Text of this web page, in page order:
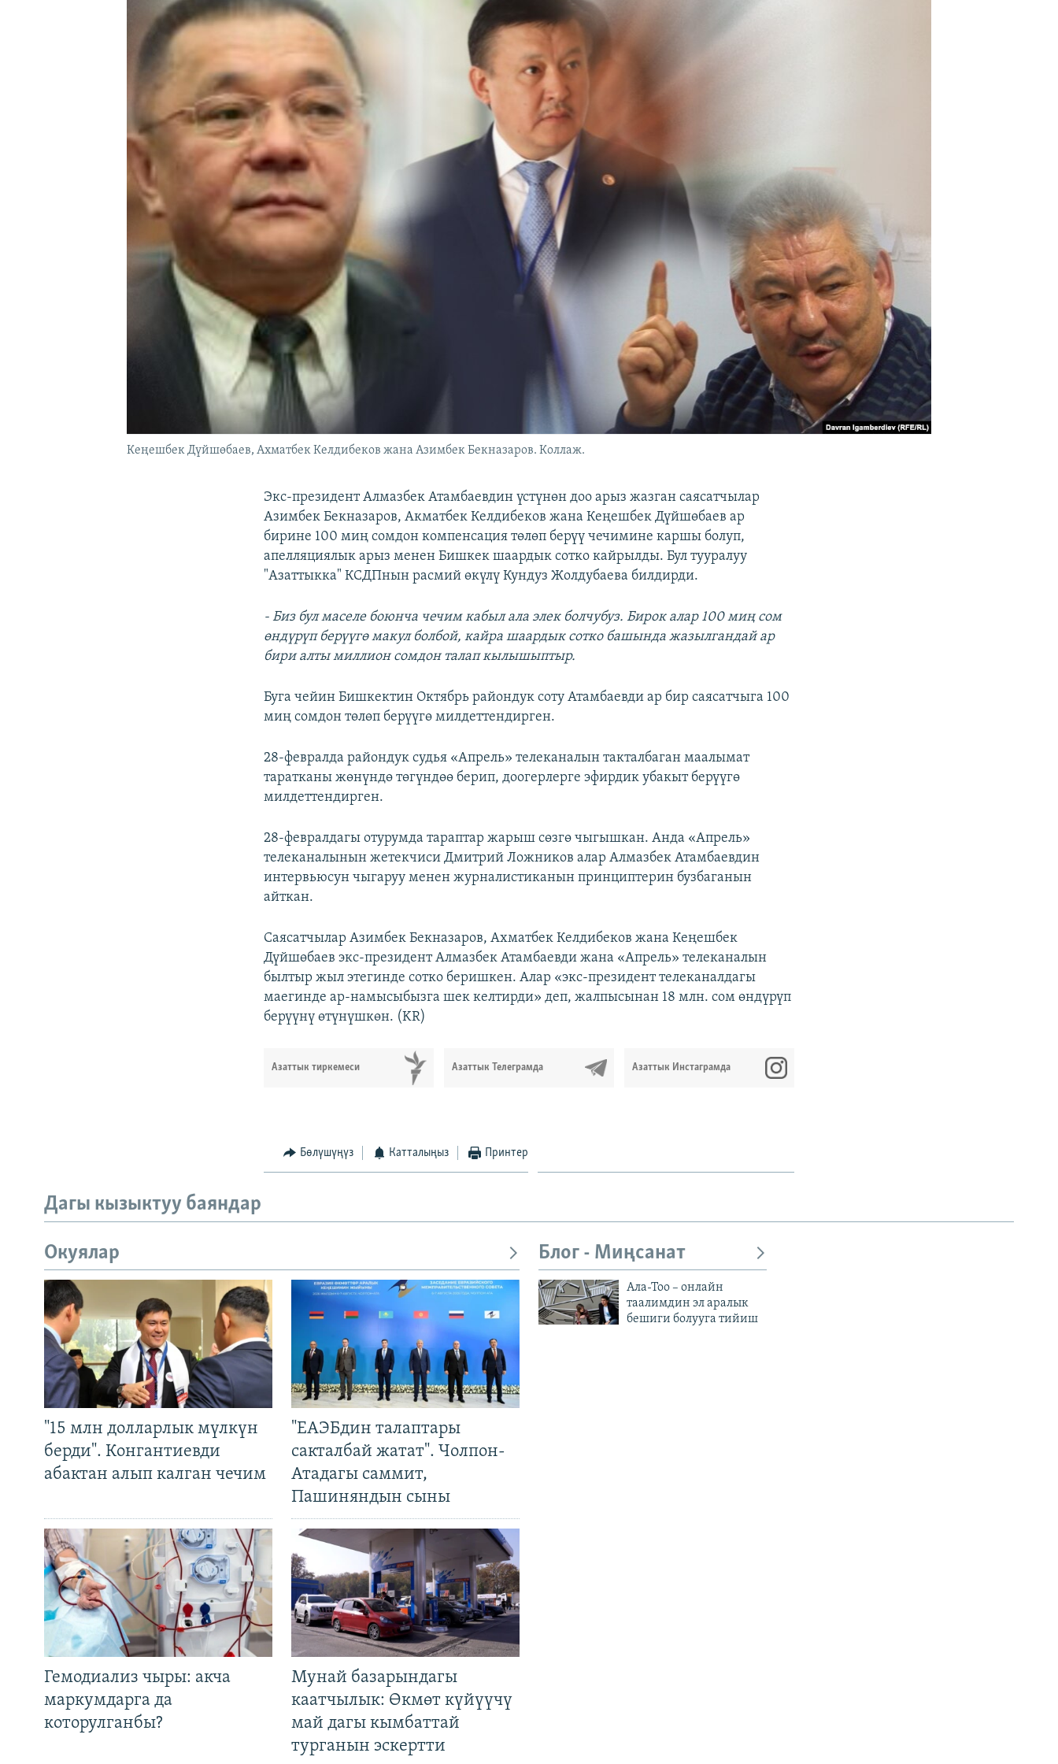
Кеңешбек Дүйшөбаев, Ахматбек Келдибеков жана Азимбек Бекназаров. Коллаж.
Экс-президент Алмазбек Атамбаевдин үстүнөн доо арыз жазган саясатчылар
Азимбек Бекназаров, Акматбек Келдибеков жана Кеңешбек Дүйшөбаев ар
бирине 100 миң сомдон компенсация төлөп берүү чечимине каршы болуп,
апелляциялык арыз менен Бишкек шаардык сотко кайрылды. Бул тууралуу
"Азаттыкка" КСДПнын расмий өкүлү Кундуз Жолдубаева билдирди.
- Биз бул маселе боюнча чечим кабыл ала элек болчубуз. Бирок алар 100 миң сом
өндүрүп берүүгө макул болбой, кайра шаардык сотко башында жазылгандай ар
бири алты миллион сомдон талап кылышыптыр.
Буга чейин Бишкектин Октябрь райондук соту Атамбаевди ар бир саясатчыга 100
миң сомдон төлөп берүүгө милдеттендирген.
28-февралда райондук судья «Апрель» телеканалын такталбаган маалымат
таратканы жөнүндө төгүндөө берип, доогерлерге эфирдик убакыт берүүгө
милдеттендирген.
28-февралдагы отурумда тараптар жарыш сөзгө чыгышкан. Анда «Апрель»
телеканалынын жетекчиси Дмитрий Ложников алар Алмазбек Атамбаевдин
интервьюсун чыгаруу менен журналистиканын принциптерин бузбаганын
айткан.
Саясатчылар Азимбек Бекназаров, Ахматбек Келдибеков жана Кеңешбек
Дүйшөбаев экс-президент Алмазбек Атамбаевди жана «Апрель» телеканалын
былтыр жыл этегинде сотко беришкен. Алар «экс-президент телеканалдагы
маегинде ар-намысыбызга шек келтирди» деп, жалпысынан 18 млн. сом өндүрүп
берүүнү өтүнүшкөн. (KR)
Азаттык тиркемеси Азаттык Телеграмда Азаттык Инстаграмда
Бөлүшүңүз Катталыңыз Принтер
Дагы кызыктуу баяндар
Окуялар
"15 млн долларлык мүлкүн
берди". Конгантиевди
абактан алып калган чечим
"ЕАЭБдин талаптары
сакталбай жатат". Чолпон-
Атадагы саммит,
Пашиняндын сыны
Гемодиализ чыры: акча
маркумдарга да
которулганбы?
Мунай базарындагы
каатчылык: Өкмөт күйүүчү
май дагы кымбаттай
турганын эскертти
Блог - Миңсанат
Ала-Тоо – онлайн
таалимдин эл аралык
бешиги болууга тийиш